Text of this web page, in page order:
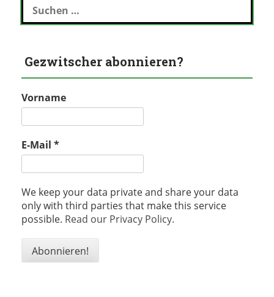
nach:
Gezwitscher abonnieren?
Vorname
E-Mail *
We keep your data private and share your data
only with third parties that make this service
possible. Read our Privacy Policy.